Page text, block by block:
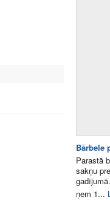
Bārbele
Parastā
sakņu
ņem 1...